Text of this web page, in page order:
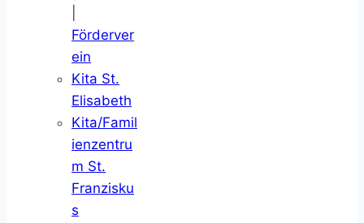
Förderver
ein
Kita St.
Elisabeth
Kita/Famil
ienzentru
m St.
Franzisku
s